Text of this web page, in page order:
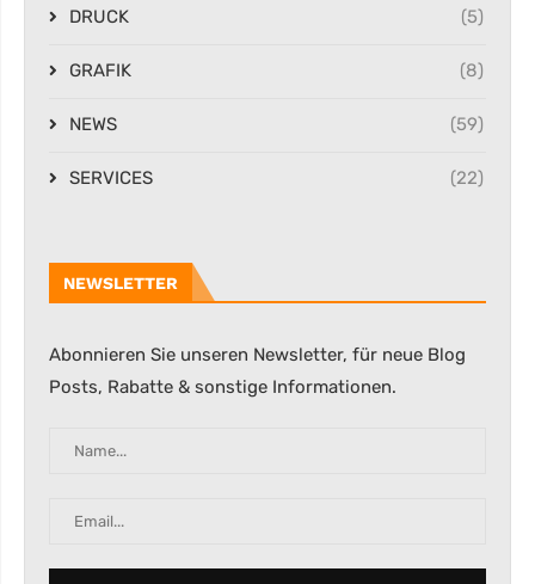
DRUCK (5)
GRAFIK (8)
NEWS (59)
SERVICES (22)
NEWSLETTER
Abonnieren Sie unseren Newsletter, für neue Blog
Posts, Rabatte & sonstige Informationen.